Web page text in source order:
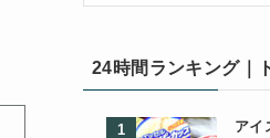
24時間ランキング｜
アイ